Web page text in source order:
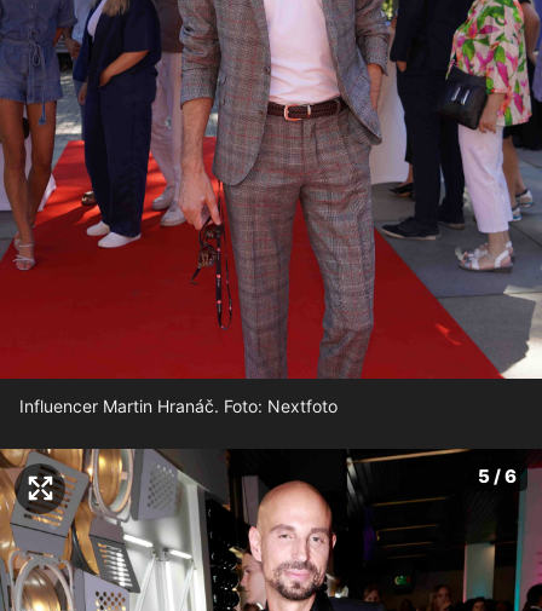
Influencer Martin Hranáč. Foto: Nextfoto
5 / 6